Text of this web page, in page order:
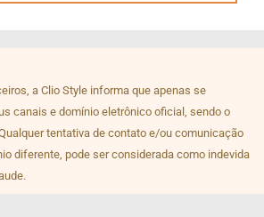
a Clio Style informa que apenas se
canais e domínio eletrônico oficial, sendo o
tentativa de contato e/ou comunicação
diferente, pode ser considerada como indevida